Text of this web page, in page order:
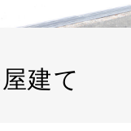
建て